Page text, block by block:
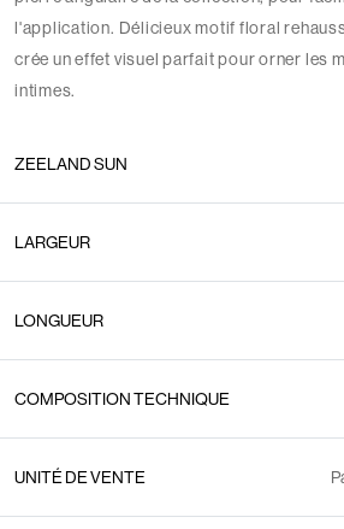
l'application. Délicieux motif floral
crée un effet visuel parfait pour orner les
intimes.
ZEELAND SUN
LARGEUR
LONGUEUR
COMPOSITION TECHNIQUE
UNITÉ DE VENTE